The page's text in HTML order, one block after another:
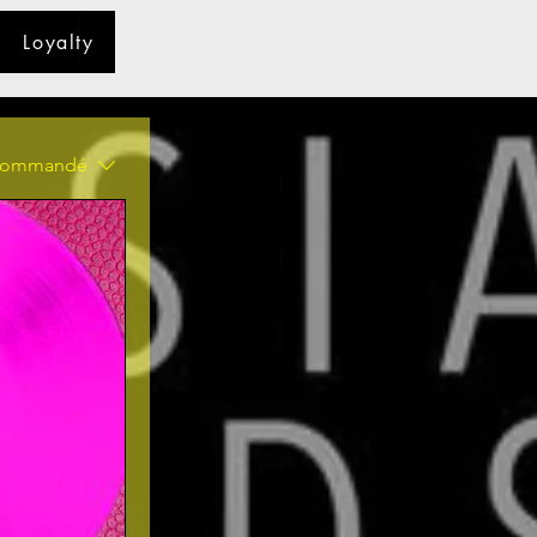
Loyalty